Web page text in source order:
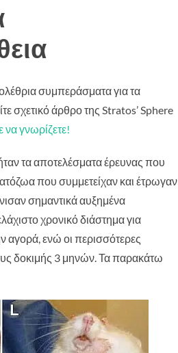
συμπεράσματα για τα
σχετικό άρθρο της Stratos’ Sphere
γνωρίζετε!
τα αποτελέσματα έρευνας που
που συμμετείχαν και έτρωγαν
σημαντικά αυξημένα
χρονικό διάστημα για
αγορά, ενώ οι περισσότερες
δοκιμής 3 μηνών. Τα παρακάτω